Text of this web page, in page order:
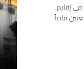
في إقليم
مادياً